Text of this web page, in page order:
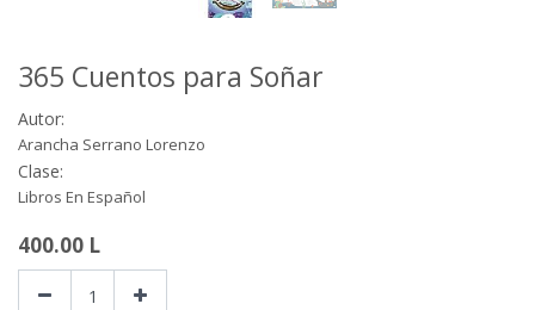
365 Cuentos para Soñar
Autor:
Arancha Serrano Lorenzo
Clase:
Libros En Español
400.00 L